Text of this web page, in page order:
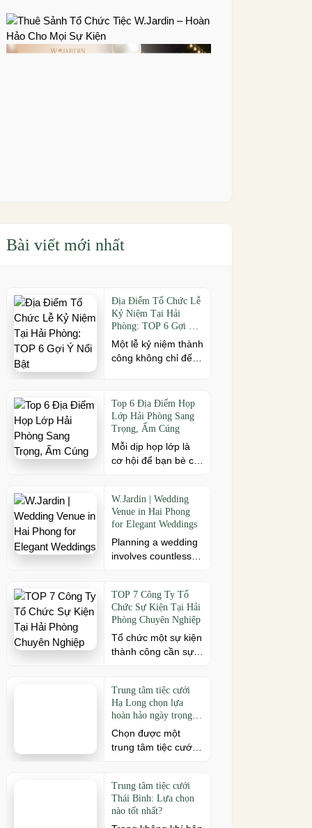
Bài viết mới nhất
Địa Điểm Tổ Chức Lễ
Kỷ Niệm Tại Hải
Phòng: TOP 6 Gợi Ý
Nổi Bật
Một lễ kỷ niệm thành
công không chỉ đến
vào địa điểm tổ
chức. Nếu bạn đang
tìm kiếm địa điểm tổ
chức lễ kỷ niệm tại
Hải Phòng có không
đáp ứng nhiều quy
mô sự kiện, đừng
[…]
Top 6 Địa Điểm Họp
Lớp Hải Phòng Sang
Trọng, Ấm Cúng
Mỗi dịp họp lớp là
cơ hội để bạn bè cũ
sau nhiều năm xa
cách. Để buổi hội
ngộ thêm trọn vẹn,
việc lựa chọn địa
điểm phù hợp về
điều không thể bỏ
qua. Dưới […]
W.Jardin | Wedding
Venue in Hai Phong
for Elegant Weddings
Planning a wedding
involves countless
venue is one of the
most important. As a
leading wedding
venue Hai Phong,
W.Jardin combines
garden spaces,
premium cuisine
prepared under the
ISO 22000:2018
food safety
dedicated event
support to help
TOP 7 Công Ty Tổ
Chức Sự Kiện Tại Hải
Phòng Chuyên Nghiệp
Tổ chức một sự kiện
thành công cần sự
khả năng triển khai
chuyên nghiệp. Tại
Hải Phòng, nhiều
công ty cung cấp đa
dạng dịch vụ từ tiệc
building và sự kiện
doanh nghiệp. Dưới
Trung tâm tiệc cưới
Hạ Long chọn lựa
hoàn hảo ngày trọng
đại
Chọn được một
trung tâm tiệc cưới
quan trọng đầu tiên
mở ra một ngày
trọng đại hoàn hảo.
Trung tâm tiệc cưới
Thái Bình: Lựa chọn
nào tốt nhất?